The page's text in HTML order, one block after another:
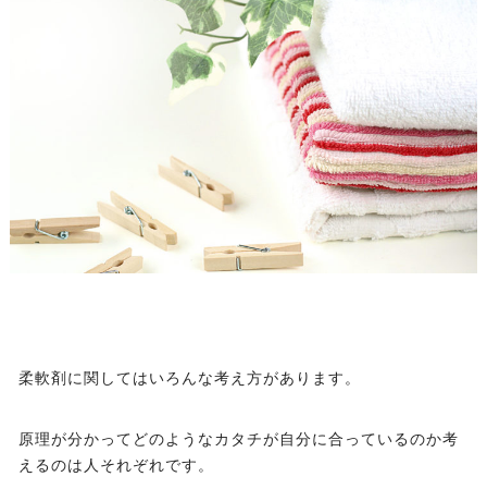
柔軟剤に関してはいろんな考え方があります。
原理が分かってどのようなカタチが自分に合っているのか考
えるのは人それぞれです。